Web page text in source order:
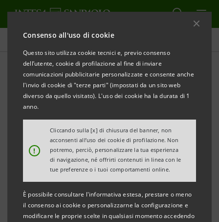
Consenso all'uso di cookie
Questo sito utilizza cookie tecnici e, previo consenso
dell’utente, cookie di profilazione al fine di inviare
comunicazioni pubblicitarie personalizzate e consente anche
l'invio di cookie di "terze parti" (impostati da un sito web
diverso da quello visitato). L'uso dei cookie ha la durata di 1
anno.
!
Cliccando sulla [x] di chiusura del banner, non
acconsenti all’uso dei cookie di profilazione. Non
potremo, perciò, personalizzare la tua esperienza
di navigazione, né offrirti contenuti in linea con le
tue preferenze o i tuoi comportamenti online.
È possibile consultare l'informativa estesa, prestare o meno
il consenso ai cookie o personalizzarne la configurazione e
modificare le proprie scelte in qualsiasi momento accedendo
Contenuti
STUDIARE E MIGLIORARMI
Ideas2Grow:
autoimprenditorialità e
agritech